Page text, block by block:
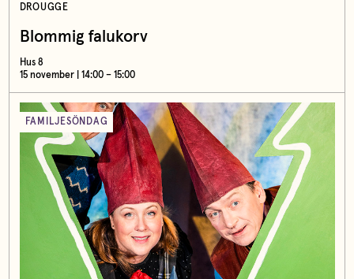
DROUGGE
Blommig falukorv
Hus 8
15 november | 14:00 – 15:00
FAMILJESÖNDAG